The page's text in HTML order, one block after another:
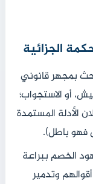
الجزائية
بمجهر قانوني
أو الاستجواب؛
الأدلة المستمدة
فهو باطل).
الخصم ببراعة
وتدمير